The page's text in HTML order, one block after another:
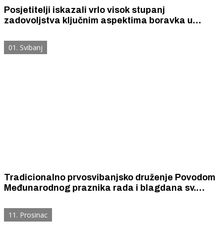
Posjetitelji iskazali vrlo visok stupanj
zadovoljstva ključnim aspektima boravka u
vrhunske kvalitete tijekom cijele godine
01. Svibanj
Tradicionalno prvosvibanjsko druženje Povodom
Međunarodnog praznika rada i blagdana sv.
Nacionalnom parku „Krka“.
11. Prosinac